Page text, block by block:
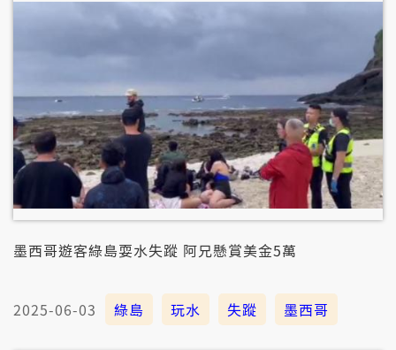
墨西哥遊客綠島耍水失蹤 阿兄懸賞美金5萬
2025-06-03 綠島 玩水 失蹤 墨西哥